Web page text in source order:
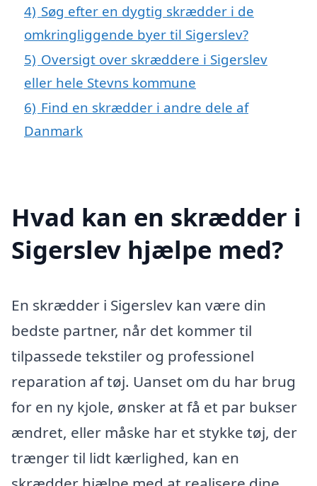
4) Søg efter en dygtig skrædder i de
omkringliggende byer til Sigerslev?
5) Oversigt over skræddere i Sigerslev
eller hele Stevns kommune
6) Find en skrædder i andre dele af
Danmark
Hvad kan en skrædder i
Sigerslev hjælpe med?
En skrædder i Sigerslev kan være din
bedste partner, når det kommer til
tilpassede tekstiler og professionel
reparation af tøj. Uanset om du har brug
for en ny kjole, ønsker at få et par bukser
ændret, eller måske har et stykke tøj, der
trænger til lidt kærlighed, kan en